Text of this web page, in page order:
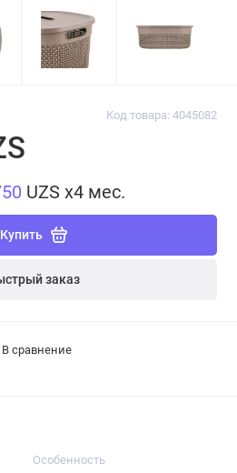
Код товара: 4045082
UZS x4 мес.
Купить
заказ
В сравнение
Особенность